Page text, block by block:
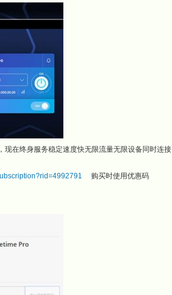
在终身服务稳定速度快无限流量无限设备同时连接
购买时使用优惠码